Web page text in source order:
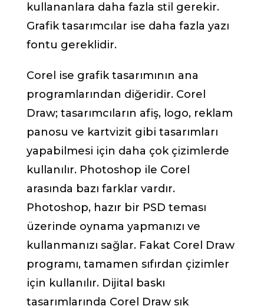
kullananlara daha fazla stil gerekir.
Grafik tasarımcılar ise daha fazla yazı
fontu gereklidir.
Corel ise grafik tasarımının ana
programlarından diğeridir. Corel
Draw; tasarımcıların afiş, logo, reklam
panosu ve kartvizit gibi tasarımları
yapabilmesi için daha çok çizimlerde
kullanılır. Photoshop ile Corel
arasında bazı farklar vardır.
Photoshop, hazır bir PSD teması
üzerinde oynama yapmanızı ve
kullanmanızı sağlar. Fakat Corel Draw
programı, tamamen sıfırdan çizimler
için kullanılır. Dijital baskı
tasarımlarında Corel Draw sık